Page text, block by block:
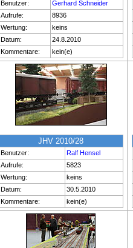
Benutzer:
Gerhard Schneider
Aufrufe:
8936
Wertung:
keins
Datum:
24.8.2010
Kommentare:
kein(e)
JHV 2010/28
Benutzer:
Ralf Hensel
Aufrufe:
5823
Wertung:
keins
Datum:
30.5.2010
Kommentare:
kein(e)